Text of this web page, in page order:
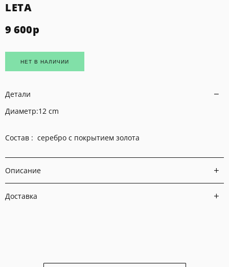
LETA
9 600р
НЕТ В НАЛИЧИИ
Детали
Диаметр:12 cm
Состав : серебро с покрытием золота
Описание
Доставка